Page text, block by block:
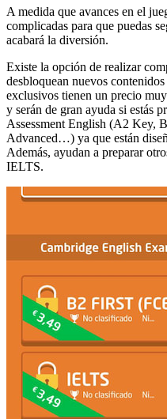
A medida que avances en el
complicadas para que puedas
acabará la diversión.
Existe la opción de realizar
desbloquean nuevos
exclusivos tienen un precio
y serán de gran ayuda si estás
Assessment English (A2 Key,
Advanced…) ya que están
Además, ayudan a preparar
IELTS.